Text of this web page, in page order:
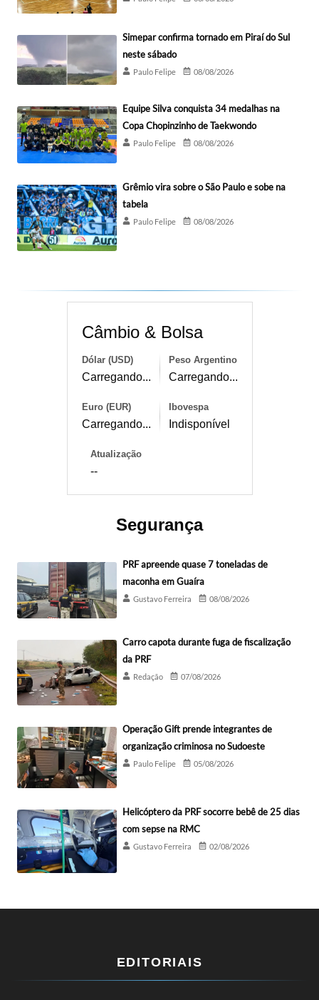
Simepar confirma tornado em Piraí do Sul
neste sábado
Paulo Felipe 08/08/2026
Equipe Silva conquista 34 medalhas na
Copa Chopinzinho de Taekwondo
Paulo Felipe 08/08/2026
Grêmio vira sobre o São Paulo e sobe na
tabela
Paulo Felipe 08/08/2026
Câmbio & Bolsa
Dólar (USD)
Carregando...
Peso Argentino
Carregando...
Euro (EUR)
Carregando...
Ibovespa
Indisponível
Atualização
--
Segurança
PRF apreende quase 7 toneladas de
maconha em Guaíra
Gustavo Ferreira 08/08/2026
Carro capota durante fuga de fiscalização
da PRF
Redação 07/08/2026
Operação Gift prende integrantes de
organização criminosa no Sudoeste
Paulo Felipe 05/08/2026
Helicóptero da PRF socorre bebê de 25 dias
com sepse na RMC
Gustavo Ferreira 02/08/2026
EDITORIAIS